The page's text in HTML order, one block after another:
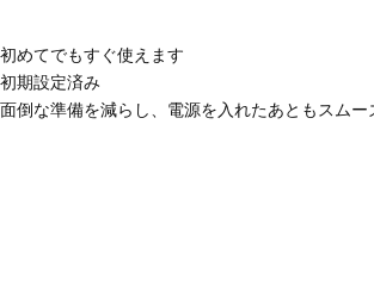
初めてでもすぐ使えます
初期設定済み
面倒な準備を減らし、電源を入れたあともスム